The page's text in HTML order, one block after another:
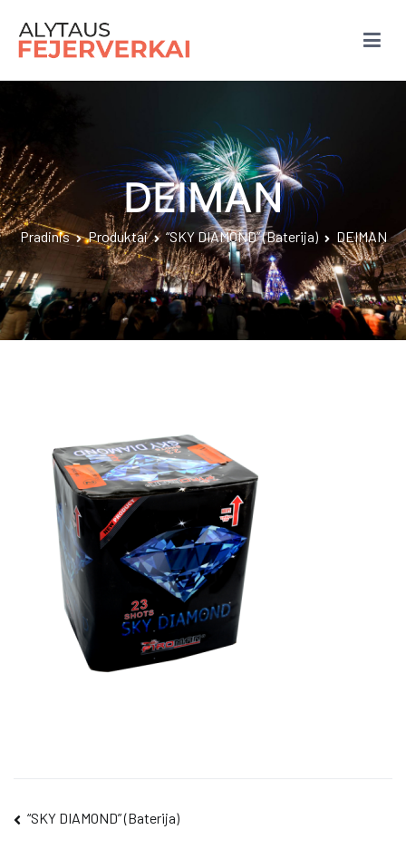
prie
turinio
Fejerverkai Alytuje
DEIMAN
Pradinis Produktai “SKY DIAMOND” (Baterija) DEIMAN
Navigacija
“SKY DIAMOND” (Baterija)